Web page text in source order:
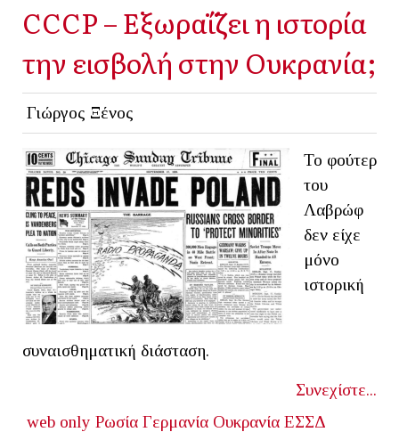
CCCP – Εξωραΐζει η ιστορία
την εισβολή στην Ουκρανία;
Γιώργος Ξένος
Το φούτερ
του
Λαβρώφ
δεν είχε
μόνο
ιστορική
συναισθηματική διάσταση.
Συνεχίστε...
web only Ρωσία Γερμανία Ουκρανία ΕΣΣΔ